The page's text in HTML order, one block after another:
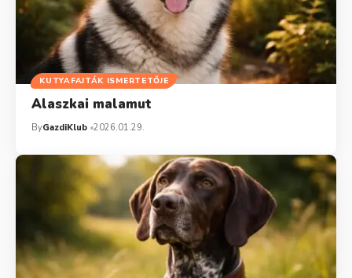
KUTYAFAJTÁK ISMERTETŐJE
Alaszkai malamut
ByGazdiKlub 2026.01.29.